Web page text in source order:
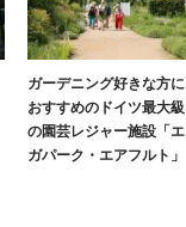
ガーデニング好きな方に
おすすめのドイツ最大級
の園芸レジャー施設「エ
ガパーク・エアフルト」